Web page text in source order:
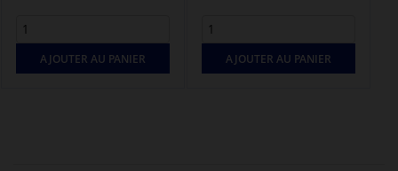
AJOUTER AU PANIER AJOUTER AU PANIER